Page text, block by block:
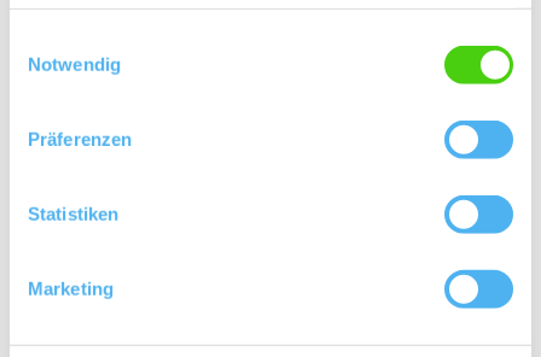
Notwendig
Präferenzen
Statistiken
Marketing
Weinberg legen wir den Grundstein für unsere
Jochen Seebrich: Qualität ist Liebe zum Detail!